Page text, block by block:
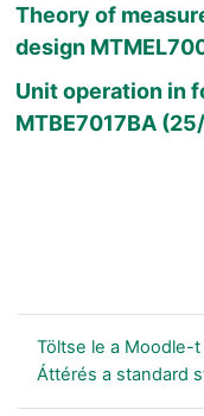
Theory of
design
Unit operation in
MTBE7017BA
Töltse le a Moodle-t
Áttérés a standard